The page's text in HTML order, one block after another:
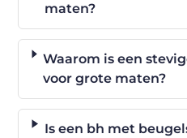
maten?
Waarom is een
voor grote maten?
Is een bh met